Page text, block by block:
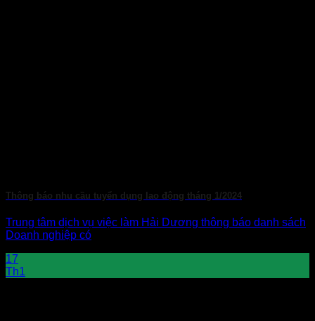
Thông báo nhu cầu tuyển dụng lao động tháng 1/2024
Trung tâm dịch vụ việc làm Hải Dương thông báo danh sách
Doanh nghiệp có
17
Th1